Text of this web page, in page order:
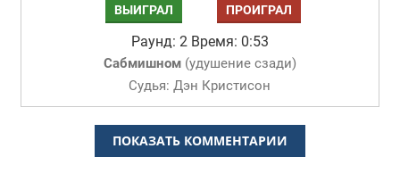
ВЫИГРАЛ ПРОИГРАЛ
Раунд: 2 Время: 0:53
Сабмишном(удушение сзади)
Судья: Дэн Кристисон
ПОКАЗАТЬ КОММЕНТАРИИ